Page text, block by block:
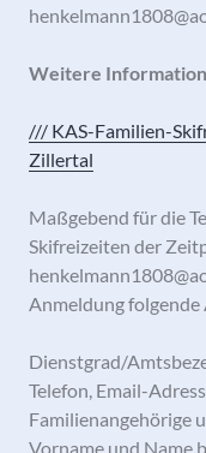
Weitere
/// KAS-Familien-
Zillertal
Maßgebend für die
Skifreizeiten der
Anmeldung folgende
Dienstgrad/
Telefon, Email-
Familienangehörige
Vorname und Name